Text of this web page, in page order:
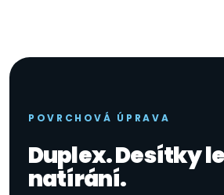
POVRCHOVÁ ÚPRAVA
Duplex. Desítky
natírání.